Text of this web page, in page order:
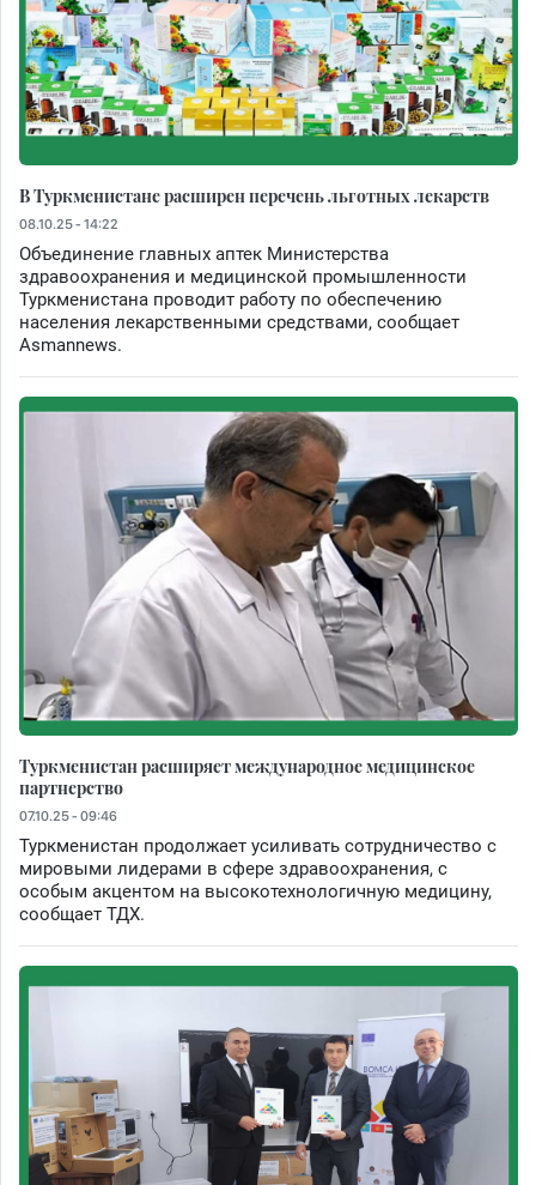
В Туркменистане расширен перечень льготных лекарств
08.10.25 - 14:22
Объединение главных аптек Министерства
здравоохранения и медицинской промышленности
Туркменистана проводит работу по обеспечению
населения лекарственными средствами, сообщает
Asmannews.
Туркменистан расширяет международное медицинское
партнерство
07.10.25 - 09:46
Туркменистан продолжает усиливать сотрудничество с
мировыми лидерами в сфере здравоохранения, с
особым акцентом на высокотехнологичную медицину,
сообщает ТДХ.